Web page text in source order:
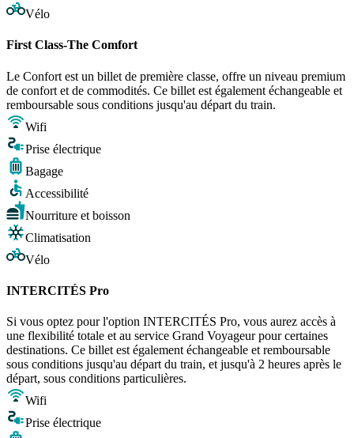
Vélo
First Class-The Comfort
Le Confort est un billet de première classe, offre un niveau premium
de confort et de commodités. Ce billet est également échangeable et
remboursable sous conditions jusqu'au départ du train.
Wifi
Prise électrique
Bagage
Accessibilité
Nourriture et boisson
Climatisation
Vélo
INTERCITÉS Pro
Si vous optez pour l'option INTERCITÉS Pro, vous aurez accès à
une flexibilité totale et au service Grand Voyageur pour certaines
destinations. Ce billet est également échangeable et remboursable
sous conditions jusqu'au départ du train, et jusqu'à 2 heures après le
départ, sous conditions particulières.
Wifi
Prise électrique